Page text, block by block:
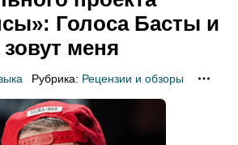
Голоса Басты и
меня
Рубрика: Рецензии и обзоры